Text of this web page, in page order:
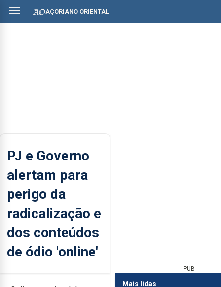
AÇORIANO ORIENTAL
PJ e Governo
alertam para
perigo da
radicalização e
dos conteúdos
de ódio 'online'
PUB
Mais lidas